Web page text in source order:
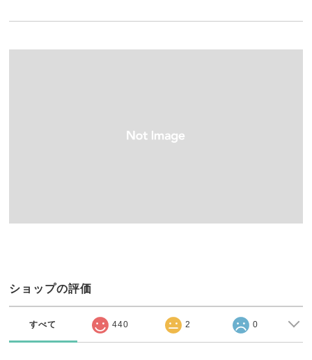
ショップの評価
すべて 440 2 0